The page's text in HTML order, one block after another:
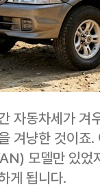
자동차세가
겨냥한 것이죠
모델만 있었
게 됩니다.